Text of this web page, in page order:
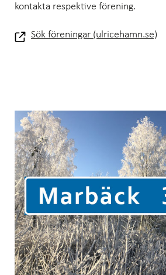
kontakta respektive förening.
Sök föreningar (ulricehamn.se)